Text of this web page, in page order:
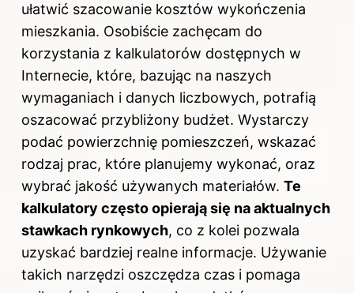
ułatwić szacowanie kosztów wykończenia
mieszkania. Osobiście zachęcam do
korzystania z kalkulatorów dostępnych w
Internecie, które, bazując na naszych
wymaganiach i danych liczbowych, potrafią
oszacować przybliżony budżet. Wystarczy
podać powierzchnię pomieszczeń, wskazać
rodzaj prac, które planujemy wykonać, oraz
wybrać jakość używanych materiałów. Te
kalkulatory często opierają się na aktualnych
stawkach rynkowych, co z kolei pozwala
uzyskać bardziej realne informacje. Używanie
takich narzędzi oszczędza czas i pomaga